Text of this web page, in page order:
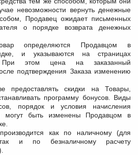
невозможности вернуть денежные
Продавец ожидает письменных
о порядке возврата денежных
определяются Продавцом в
и указываются на страницах
При этом цена на заказанный
подтверждения Заказа изменению
предоставлять скидки на Товары,
программу бонусов. Виды
порядок и условия начисления
быть изменены Продавцом в
как по наличному (для
и по безналичному расчету